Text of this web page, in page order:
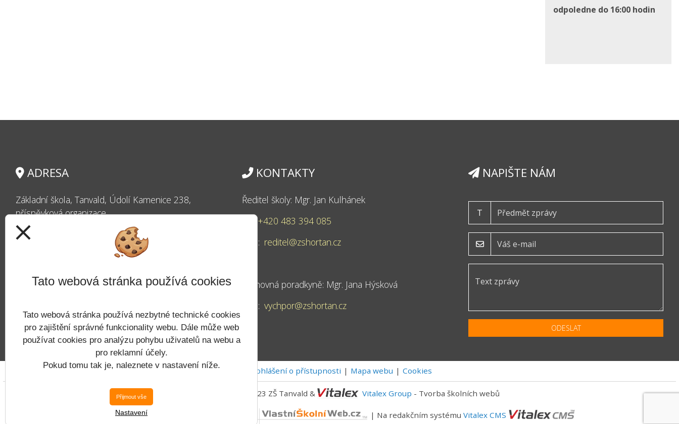
odpoledne do 16:00 hodin
ADRESA
Základní škola, Tanvald, Údolí Kamenice 238,
příspěvková organizace
Údolí Kamenice 238
Datová schránka: kyxms43
KONTAKTY
Ředitel školy: Mgr. Jan Kulhánek
Tel:+420 483 394 085
Mail: reditel@zshortan.cz
Výchovná poradkyně: Mgr. Jana Hýsková
Mail: vychpor@zshortan.cz
NAPIŠTE NÁM
T
ODESLAT
Prohlášení o přístupnosti Mapa webu Cookies
Copyright © 2022 - 2023 ZŠ Tanvald & Vitalex Group - Tvorba školních webů
Postaveno ve službě | Na redakčním systémuVitalex CMS
close
Tato webová stránka používá cookies
Tato webová stránka používá nezbytné technické cookies
pro zajištění správné funkcionality webu. Dále může web
používat cookies pro analýzu pohybu uživatelů na webu a
pro reklamní účely.
Pokud tomu tak je, naleznete v nastavení níže.
Přijmout vše
Nastavení